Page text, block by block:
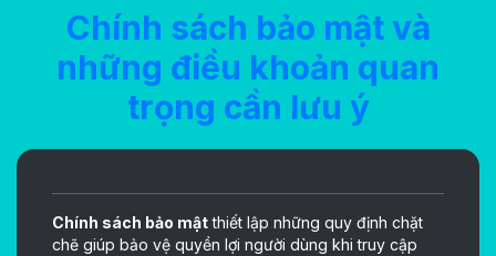
Chính sách bảo mật và
những điều khoản quan
trọng cần lưu ý
Chính sách bảo mậtthiết lập những quy định chặt
chẽ giúp bảo vệ quyền lợi người dùng khi truy cập